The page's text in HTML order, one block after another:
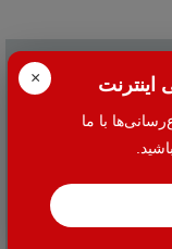
×
با ما
نوین کوچه